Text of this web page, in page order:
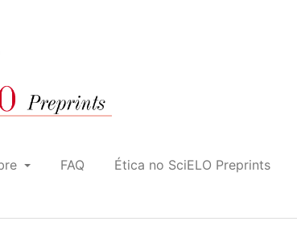
FAQ Ética no SciELO Preprints